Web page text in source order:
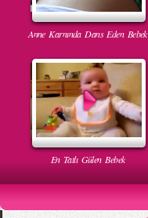
Anne Karnında Dans Eden Bebek
En Tatlı Gülen Bebek